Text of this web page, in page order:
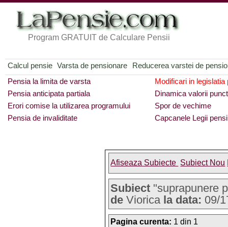
Program GRATUIT de Calculare Pensii
Calcul pensie Varsta de pensionare
Reducerea varstei de
Pensia la limita de varsta
Modificari in legislatia
Pensia anticipata partiala
Dinamica valorii
Erori comise la utilizarea programului
Spor de vechime
Pensia de invaliditate
Capcanele Legii
Afiseaza Subiecte Subiect Nou
Subiect "suprapunere
de Viorica la data: 09/
Pagina curenta: 1 din 1